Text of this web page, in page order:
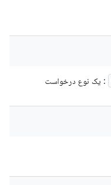
: یک نوع درخواست